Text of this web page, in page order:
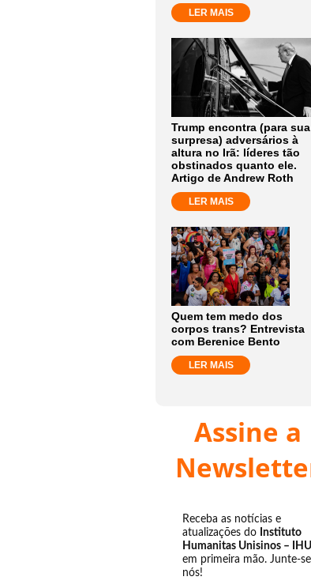
LER MAIS
Trump encontra (para sua
surpresa) adversários à
altura no Irã: líderes tão
obstinados quanto ele.
Artigo de Andrew Roth
LER MAIS
Quem tem medo dos
corpos trans? Entrevista
com Berenice Bento
LER MAIS
Assine a
Receba as notícias e
atualizações do Instituto
Humanitas Unisinos – IHU
em primeira mão. Junte-
nós!